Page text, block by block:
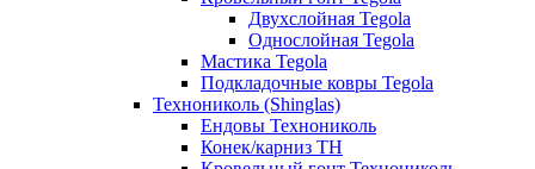
Двухслойная Tegola
Однослойная Tegola
Мастика Tegola
Подкладочные ковры Tegola
Технониколь (Shinglas)
Ендовы Технониколь
Конек/карниз ТН